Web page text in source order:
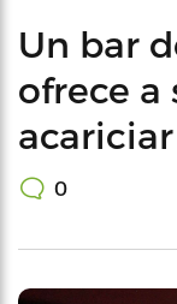
Un bar
ofrece a
0